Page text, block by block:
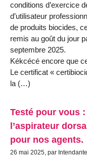
conditions d’exercice
d’utilisateur
de produits biocides,
remis au goût du jour
septembre 2025.
Kékcécé encore que
Le certificat «
la (…)
Testé pour vous :
l’aspirateur
pour nos agents.
26 mai 2025, par